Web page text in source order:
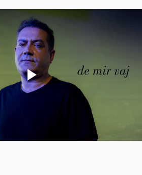
Play
Video